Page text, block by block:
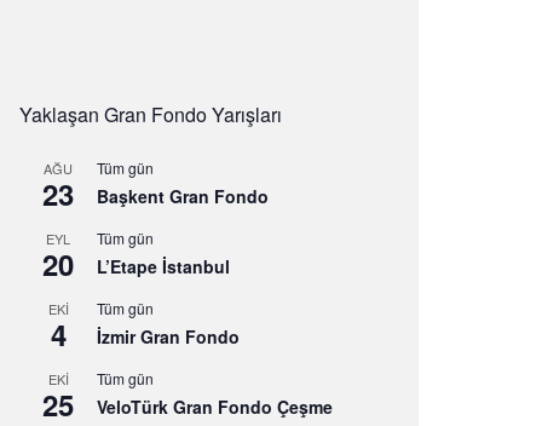
Yaklaşan Gran Fondo Yarışları
AĞU
23
Tüm gün
Başkent Gran Fondo
EYL
20
Tüm gün
L’Etape İstanbul
EKI
4
Tüm gün
İzmir Gran Fondo
EKI
25
Tüm gün
VeloTürk Gran Fondo Çeşme